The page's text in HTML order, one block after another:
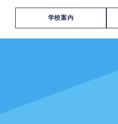
学校案内